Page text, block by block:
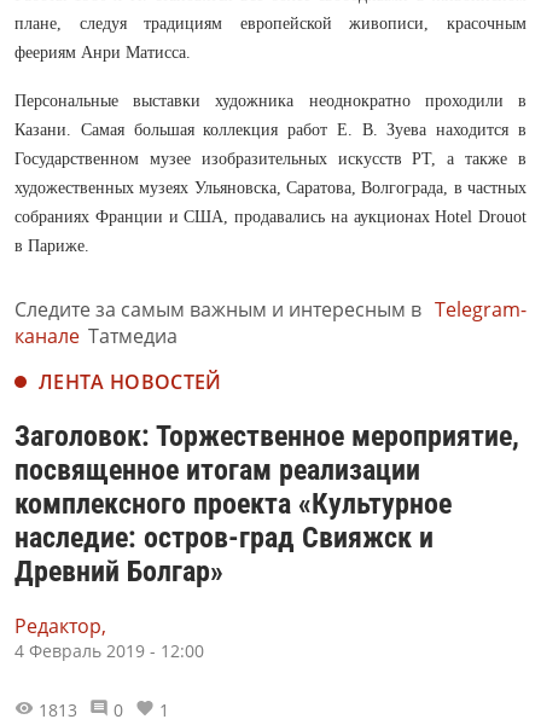
плане, следуя традициям европейской живописи, красочным
феериям Анри Матисса.
Персональные выставки художника неоднократно проходили в
Казани. Самая большая коллекция работ Е. В. Зуева находится в
Государственном музее изобразительных искусств РТ, а также в
художественных музеях Ульяновска, Саратова, Волгограда, в частных
собраниях Франции и США, продавались на аукционах Hotel Drouot
в Париже.
Следите за самым важным и интересным в Telegram-
канале Татмедиа
ЛЕНТА НОВОСТЕЙ
Заголовок: Торжественное мероприятие,
посвященное итогам реализации
комплексного проекта «Культурное
наследие: остров-град Свияжск и
Древний Болгар»
Редактор,
4 Февраль 2019 - 12:00
1813 0 1